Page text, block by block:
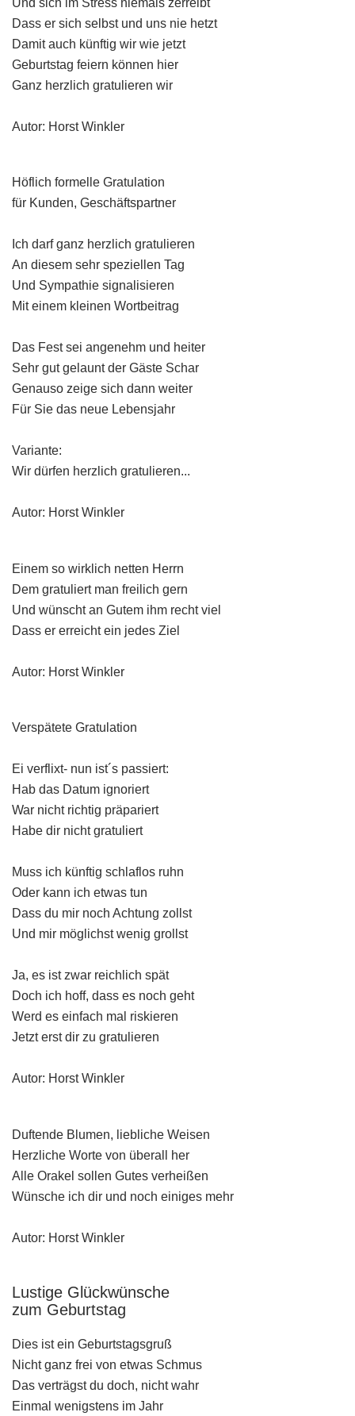
Und sich im Stress niemals zerreibt
Dass er sich selbst und uns nie hetzt
Damit auch künftig wir wie jetzt
Geburtstag feiern können hier
Ganz herzlich gratulieren wir
Autor: Horst Winkler
Höflich formelle Gratulation
für Kunden, Geschäftspartner
Ich darf ganz herzlich gratulieren
An diesem sehr speziellen Tag
Und Sympathie signalisieren
Mit einem kleinen Wortbeitrag
Das Fest sei angenehm und heiter
Sehr gut gelaunt der Gäste Schar
Genauso zeige sich dann weiter
Für Sie das neue Lebensjahr
Variante:
Wir dürfen herzlich gratulieren...
Autor: Horst Winkler
Einem so wirklich netten Herrn
Dem gratuliert man freilich gern
Und wünscht an Gutem ihm recht viel
Dass er erreicht ein jedes Ziel
Autor: Horst Winkler
Verspätete Gratulation
Ei verflixt- nun ist´s passiert:
Hab das Datum ignoriert
War nicht richtig präpariert
Habe dir nicht gratuliert
Muss ich künftig schlaflos ruhn
Oder kann ich etwas tun
Dass du mir noch Achtung zollst
Und mir möglichst wenig grollst
Ja, es ist zwar reichlich spät
Doch ich hoff, dass es noch geht
Werd es einfach mal riskieren
Jetzt erst dir zu gratulieren
Autor: Horst Winkler
Duftende Blumen, liebliche Weisen
Herzliche Worte von überall her
Alle Orakel sollen Gutes verheißen
Wünsche ich dir und noch einiges mehr
Autor: Horst Winkler
Lustige Glückwünsche
zum Geburtstag
Dies ist ein Geburtstagsgruß
Nicht ganz frei von etwas Schmus
Das verträgst du doch, nicht wahr
Einmal wenigstens im Jahr